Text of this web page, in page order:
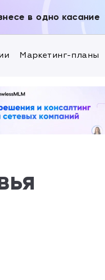
в одно касание
Маркетинг-планы